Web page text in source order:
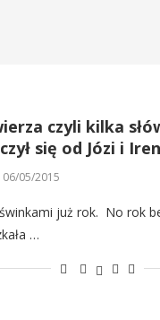
czyli kilka
się od Józi i
06/05/2015
już rok. No rok
…